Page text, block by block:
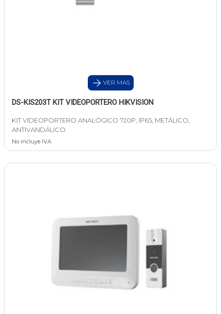
VER MAS
DS-KIS203T KIT VIDEOPORTERO HIKVISION
KIT VIDEOPORTERO ANALÓGICO 720P, IP65, METÁLICO,
ANTIVANDÁLICO
No incluye IVA